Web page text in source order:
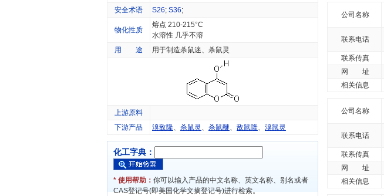
安全术语
S26; S36;
物化性质
熔点 210-215°C
水溶性 几乎不溶
用 途
用于制造杀鼠迷、杀鼠灵
上游原料
下游产品
溴敌隆、 杀鼠灵 、 杀鼠醚、 敌鼠隆、 溴鼠灵
化工字典：
* 使用帮助： 你可以输入产品的中文名称、英文名称、别名或者
CAS登记号(即美国化学文摘登记号)进行检索。
公司名称
联系电话
联系传真
网 址
相关信息
公司名称
联系电话
联系传真
网 址
相关信息